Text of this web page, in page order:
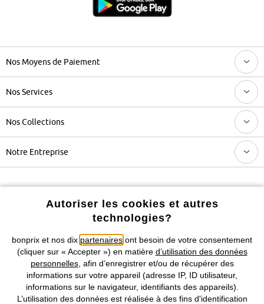
Nos Moyens de Paiement
Nos Services
Nos Collections
Notre Entreprise
Retrouvez bonprix sur
Prix indiqués TVA comprise avec en susfrais de port & de service
CGV Données personnelles Paramètres des cookies
Mentions légales Résilier le contrat
Autoriser les cookies et autres
technologies?
bonprix et nos dix partenaires ont besoin de votre consentement
(cliquer sur « Accepter ») en matière d’utilisation des données
personnelles, afin d’enregistrer et/ou de récupérer des
informations sur votre appareil (adresse IP, ID utilisateur,
informations sur le navigateur, identifiants des appareils).
L’utilisation des données est réalisée à des fins d'identification